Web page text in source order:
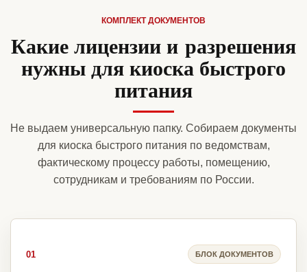
КОМПЛЕКТ ДОКУМЕНТОВ
Какие лицензии и разрешения
нужны для киоска быстрого
питания
Не выдаем универсальную папку. Собираем документы
для киоска быстрого питания по ведомствам,
фактическому процессу работы, помещению,
сотрудникам и требованиям по России.
01 БЛОК ДОКУМЕНТОВ